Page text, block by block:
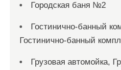
Городская баня №2
Гостинично-банный
Гостинично-банный
Грузовая автомойка,